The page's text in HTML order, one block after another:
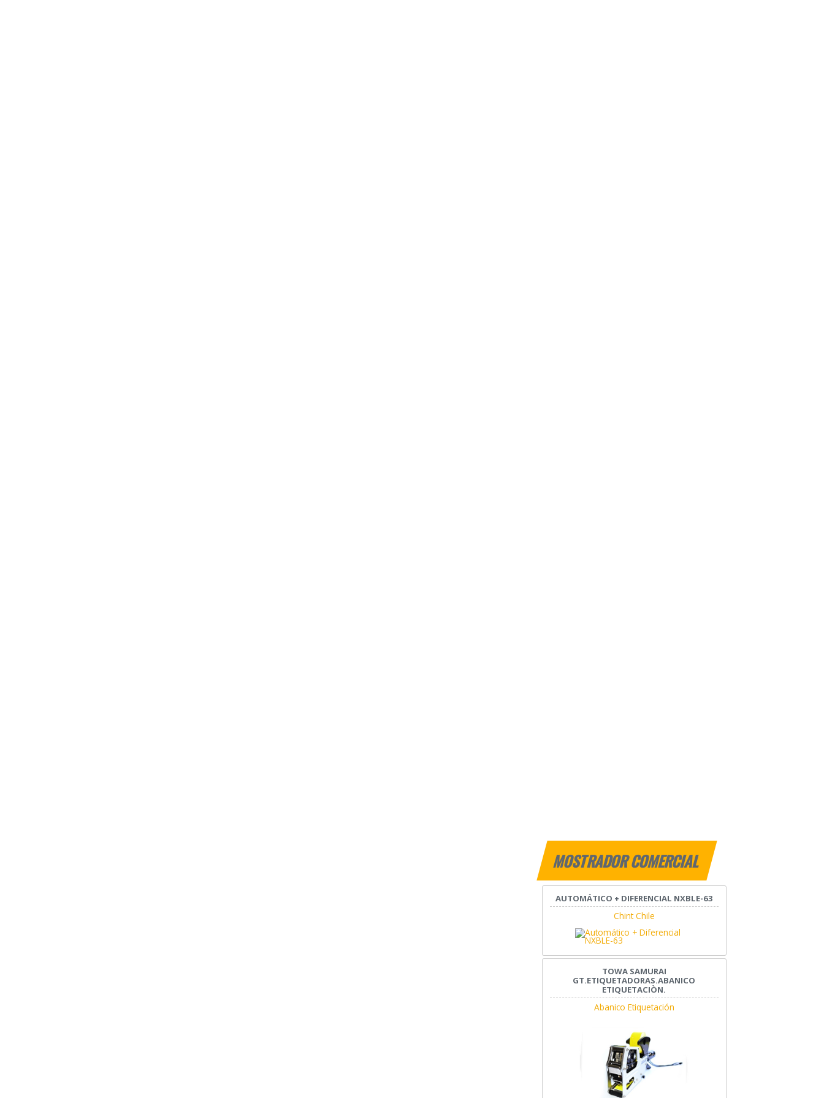
MOSTRADOR COMERCIAL
AUTOMÁTICO + DIFERENCIAL NXBLE-63
Chint Chile
TOWA SAMURAI
GT.ETIQUETADORAS.ABANICO
ETIQUETACIÒN.
Abanico Etiquetación